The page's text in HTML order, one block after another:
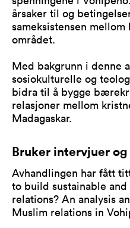
årsaker til og
sameksistensen
området.
Med bakgrunn i denne
sosiokulturelle og
bidra til å bygge
relasjoner mellom
Madagaskar.
Bruker intervjuer
Avhandlingen har fått
to build sustainable
relations? An analysis
Muslim relations in